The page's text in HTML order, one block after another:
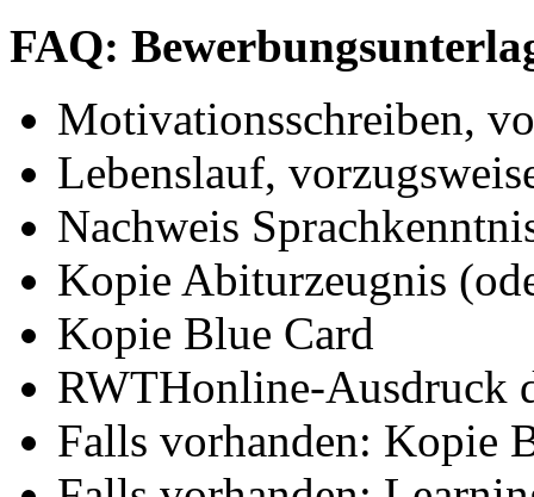
FAQ:
Motivationsschreiben,
Lebenslauf,
Nachweis
Kopie Abiturzeugnis
Kopie Blue Card
RWTHonline-Ausdruck
Falls vorhanden: Kopie